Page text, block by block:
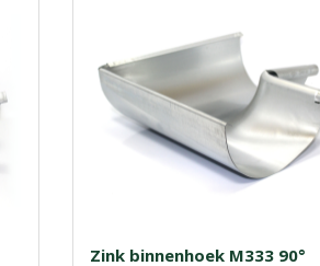
Zink binnenhoek M333 90°